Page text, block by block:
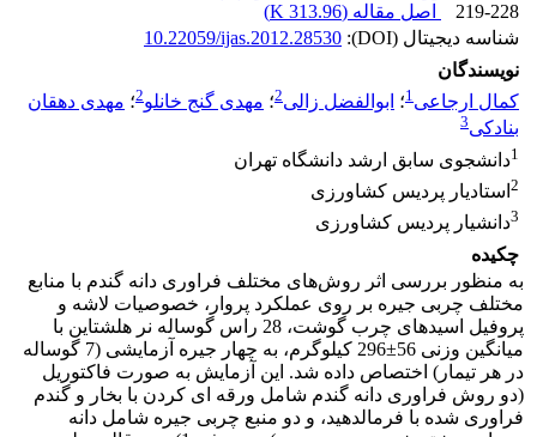
219-228
اصل مقاله (313.96 K
)
شناسه دیجیتال (DOI):
10.22059/ijas.2012.28530
نویسندگان
کمال ارجاعی1؛ ابوالفضل زالی2؛ مهدی گنج خانلو2؛ مهدی دهقان
بنادکی3
1دانشجوی سابق ارشد دانشگاه تهران
2 استادیار پردیس کشاورزی
3دانشیار پردیس کشاورزی
چکیده
به منظور بررسی اثر روش‌های مختلف فراوری دانه گندم با منابع
مختلف چربی جیره بر روی عملکرد پروار، خصوصیات لاشه و
پروفیل اسیدهای چرب گوشت، 28 راس گوساله نر هلشتاین با
میانگین وزنی 56±296 کیلوگرم، به چهار جیره آزمایشی (7 گوساله
در هر تیمار) اختصاص داده شد. این آزمایش به صورت فاکتوریل
(دو روش فراوری دانه گندم شامل ورقه ای کردن با بخار و گندم
فراوری شده با فرمالدهید، و دو منبع چربی جیره شامل دانه